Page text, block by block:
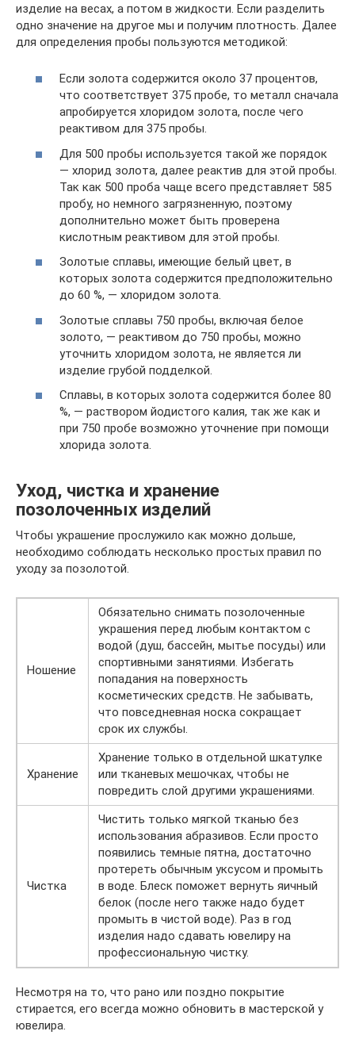
изделие на весах, а потом в жидкости. Если разделить
одно значение на другое мы и получим плотность. Далее
для определения пробы пользуются методикой:
Если золота содержится около 37 процентов,
что соответствует 375 пробе, то металл сначала
апробируется хлоридом золота, после чего
реактивом для 375 пробы.
Для 500 пробы используется такой же порядок
— хлорид золота, далее реактив для этой пробы.
Так как 500 проба чаще всего представляет 585
пробу, но немного загрязненную, поэтому
дополнительно может быть проверена
кислотным реактивом для этой пробы.
Золотые сплавы, имеющие белый цвет, в
которых золота содержится предположительно
до 60 %, — хлоридом золота.
Золотые сплавы 750 пробы, включая белое
золото, — реактивом до 750 пробы, можно
уточнить хлоридом золота, не является ли
изделие грубой подделкой.
Сплавы, в которых золота содержится более 80
%, — раствором йодистого калия, так же как и
при 750 пробе возможно уточнение при помощи
хлорида золота.
Уход, чистка и хранение
позолоченных изделий
Чтобы украшение прослужило как можно дольше,
необходимо соблюдать несколько простых правил по
уходу за позолотой.
Ношение
Обязательно снимать позолоченные
украшения перед любым контактом с
водой (душ, бассейн, мытье посуды) или
спортивными занятиями. Избегать
попадания на поверхность
косметических средств. Не забывать,
что повседневная носка сокращает
срок их службы.
Хранение
Хранение только в отдельной шкатулке
или тканевых мешочках, чтобы не
повредить слой другими украшениями.
Чистка
Чистить только мягкой тканью без
использования абразивов. Если просто
появились темные пятна, достаточно
протереть обычным уксусом и промыть
в воде. Блеск поможет вернуть яичный
белок (после него также надо будет
промыть в чистой воде). Раз в год
изделия надо сдавать ювелиру на
профессиональную чистку.
Несмотря на то, что рано или поздно покрытие
стирается, его всегда можно обновить в мастерской у
ювелира.